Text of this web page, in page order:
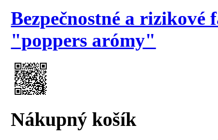
Bezpečnostné a
"poppers arómy"
Nákupný košík